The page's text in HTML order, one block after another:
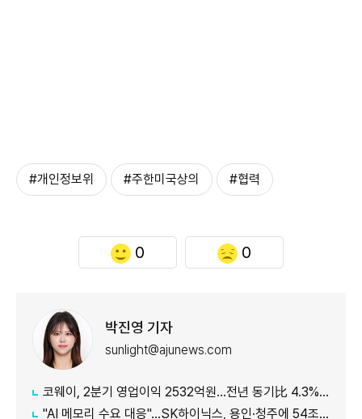
#개인정보위 #주한미국상의 #협력
0 0
박진영 기자
sunlight@ajunews.com
코웨이, 2분기 영업이익 2532억원…전년 동기比 4.3% 증가
"AI 메모리 수요 대응"…SK하이닉스, 용인·청주에 54조원 투자